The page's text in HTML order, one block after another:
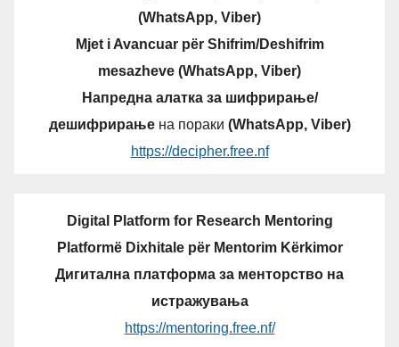
(WhatsApp, Viber)
Mjet i Avancuar për Shifrim/Deshifrim
mesazheve (WhatsApp, Viber)
Напредна алатка за шифрирање/
дешифрирањена пораки (WhatsApp, Viber)
https://decipher.free.nf
Digital Platform for Research Mentoring
Platformë Dixhitale për Mentorim Kërkimor
Дигитална платформа за менторство на
истражувања
https://mentoring.free.nf/